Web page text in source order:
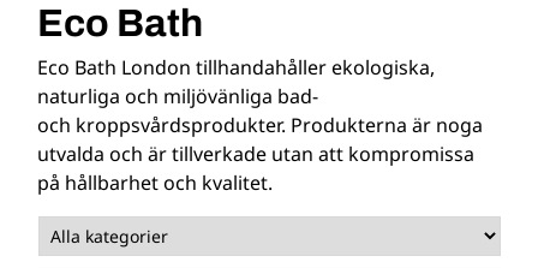
Eco Bath
Eco Bath London tillhandahåller ekologiska,
naturliga och miljövänliga bad-
och kroppsvårdsprodukter. Produkterna är noga
utvalda och är tillverkade utan att kompromissa
på hållbarhet och kvalitet.